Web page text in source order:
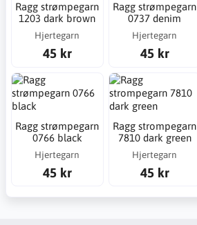
Ragg strømpegarn
1203 dark brown
Hjertegarn
45 kr
Ragg strømpegarn
0737 denim
Hjertegarn
45 kr
Ragg strømpegarn
0766 black
Hjertegarn
45 kr
Ragg strompegarn
7810 dark green
Hjertegarn
45 kr